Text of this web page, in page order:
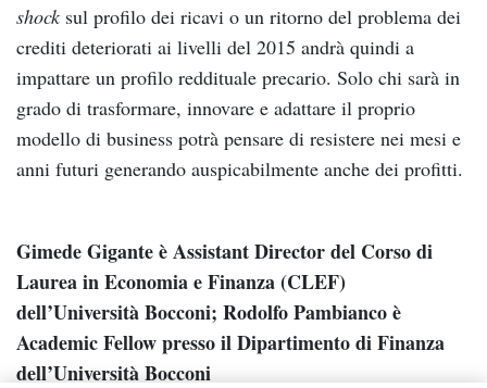
shock sul profilo dei ricavi o un ritorno del problema dei
crediti deteriorati ai livelli del 2015 andrà quindi a
impattare un profilo reddituale precario. Solo chi sarà in
grado di trasformare, innovare e adattare il proprio
modello di business potrà pensare di resistere nei mesi e
anni futuri generando auspicabilmente anche dei profitti.
Gimede Gigante è Assistant Director del Corso di
Laurea in Economia e Finanza (CLEF)
dell’Università Bocconi; Rodolfo Pambianco è
Academic Fellow presso il Dipartimento di Finanza
dell’Università Bocconi